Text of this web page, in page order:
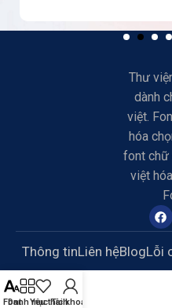
Thư
dành
việt.
hóa
font chữ
việt
Thông tinLiên hệBlogLỗi
Font
Danh mụcYêu thíchTài khoản